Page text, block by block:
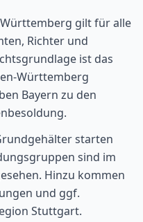
gilt für alle
Richter und
ist das
Württemberg
Bayern zu den
starten
sind im
Hinzu kommen
und ggf.
Stuttgart.